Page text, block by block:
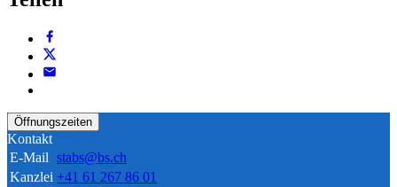
Öffnungszeiten
Kontakt
E-Mail stabs@bs.ch
Kanzlei +41 61 267 86 01